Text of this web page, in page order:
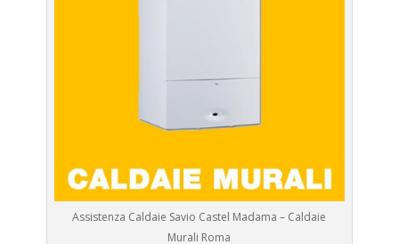
Assistenza Caldaie Savio Castel Madama – Caldaie
Murali Roma